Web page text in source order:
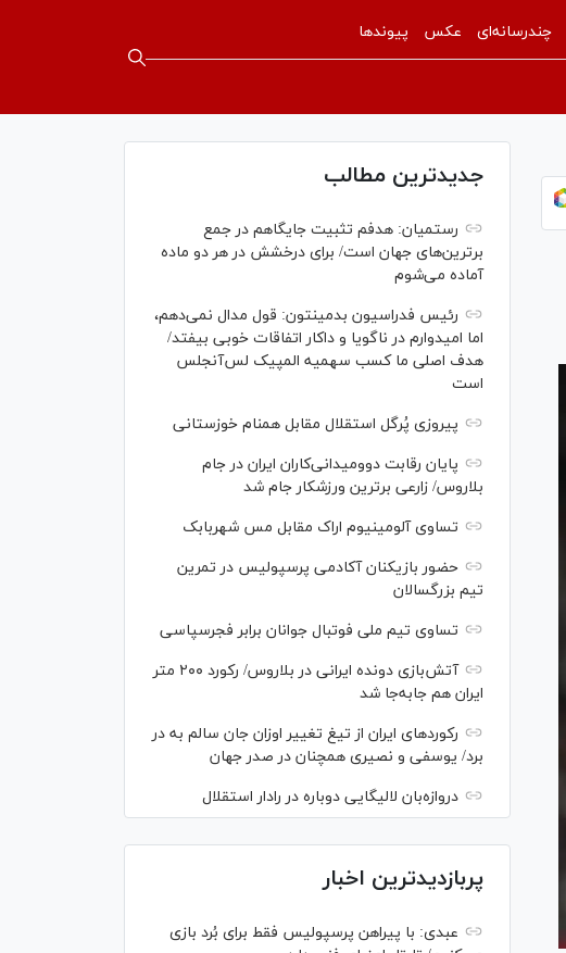
چندرسانه‌ای عکس پیوندها
جدیدترین مطالب
رستمیان: هدفم تثبیت جایگاهم در جمع
برترین‌های جهان است/ برای درخشش در هر دو ماده
آماده می‌شوم
رئیس فدراسیون بدمینتون: قول مدال نمی‌دهم،
اما امیدوارم در ناگویا و داکار اتفاقات خوبی بیفتد/
هدف اصلی ما کسب سهمیه المپیک لس‌آنجلس
است
پیروزی پُرگل استقلال مقابل همنام خوزستانی
پایان رقابت دوومیدانی‌کاران ایران در جام
بلاروس/ زارعی برترین ورزشکار جام شد
تساوی آلومینیوم اراک مقابل مس شهربابک
حضور بازیکنان آکادمی پرسپولیس در تمرین
تیم بزرگسالان
تساوی تیم ملی فوتبال جوانان برابر فجرسپاسی
آتش‌بازی دونده ایرانی در بلاروس/ رکورد ۲۰۰ متر
ایران هم جابه‌جا شد
رکورد‌های ایران از تیغ تغییر اوزان جان سالم به در
برد/ یوسفی و نصیری همچنان در صدر جهان
دروازه‌بان لالیگایی دوباره در رادار استقلال
پربازدیدترین اخبار
عبدی: با پیراهن پرسپولیس فقط برای بُرد بازی